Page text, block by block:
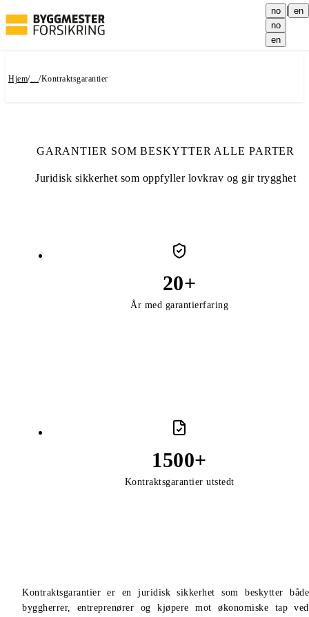
no | en
no
en
Hjem/…/Kontraktsgarantier
GARANTIER SOM BESKYTTER ALLE PARTER
Juridisk sikkerhet som oppfyller lovkrav og gir trygghet
Fullført telling: 20 for År
100
20+
År med garantierfaring
Fullført telling: 1500 for
100
1500+
Kontraktsgarantier utstedt
Kontraktsgarantier er en juridisk sikkerhet som beskytter både
byggherrer, entreprenører og kjøpere mot økonomiske tap ved